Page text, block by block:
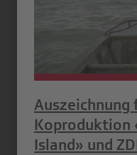
Auszeichnung
Koproduktion
Island» und